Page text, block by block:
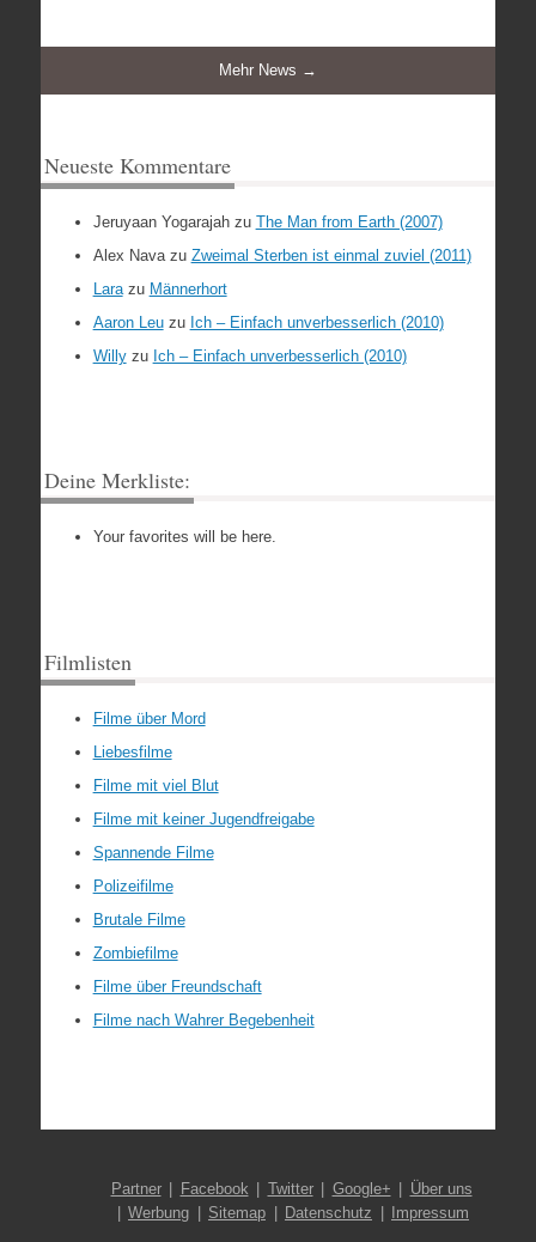
Mehr News →
Neueste Kommentare
Jeruyaan Yogarajahzu The Man from Earth (2007)
Alex Navazu Zweimal Sterben ist einmal zuviel (2011)
Larazu Männerhort
Aaron Leuzu Ich – Einfach unverbesserlich (2010)
Willyzu Ich – Einfach unverbesserlich (2010)
Deine Merkliste:
Your favorites will be here.
Filmlisten
Filme über Mord
Liebesfilme
Filme mit viel Blut
Filme mit keiner Jugendfreigabe
Spannende Filme
Polizeifilme
Brutale Filme
Zombiefilme
Filme über Freundschaft
Filme nach Wahrer Begebenheit
Partner Facebook Twitter Google+
Über uns
Werbung
Sitemap Datenschutz Impressum